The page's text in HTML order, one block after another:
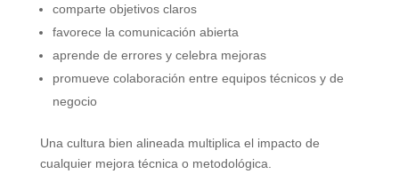
comparte objetivos claros
favorece la comunicación abierta
aprende de errores y celebra mejoras
promueve colaboración entre equipos técnicos y de
negocio
Una cultura bien alineada multiplica el impacto de
cualquier mejora técnica o metodológica.